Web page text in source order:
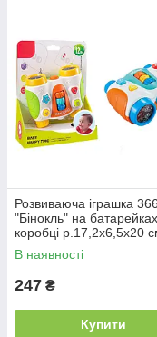
Розвиваюча іграшка
"Бінокль" на
коробці р.17,2x6,5x20
Toys
В наявності
247 ₴
Купити